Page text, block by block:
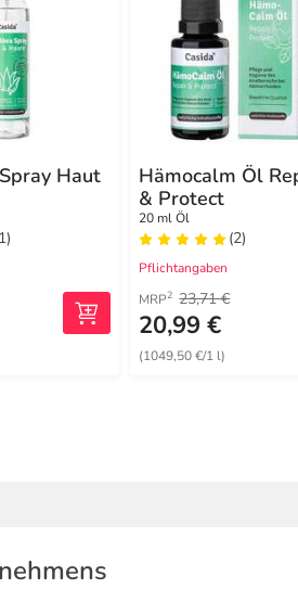
Haut
Hämocalm Öl
& Protect
20 ml Öl
(2)
Pflichtangaben
MRP2 23,71 €
20,99 €
(1049,50 €/1 l)